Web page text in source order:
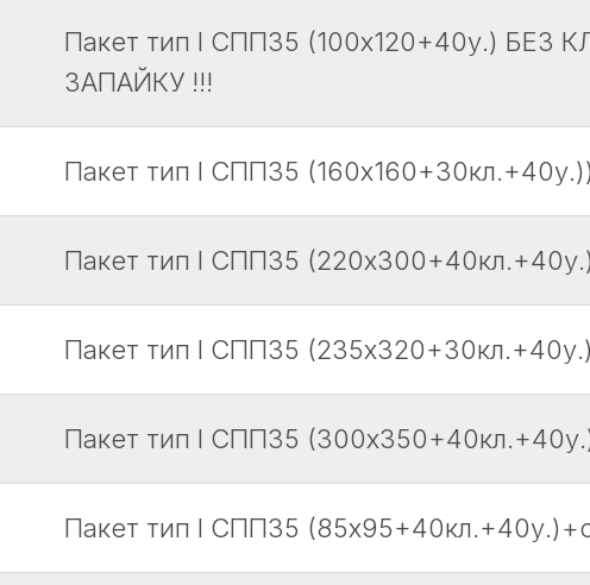
Пакет тип I СПП35 (100х120+40у.) БЕЗ
ЗАПАЙКУ !!!
Пакет тип I СПП35
Пакет тип I СПП35
Пакет тип I СПП35
Пакет тип I СПП35
Пакет тип I СПП35